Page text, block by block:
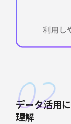
データ活用
理解